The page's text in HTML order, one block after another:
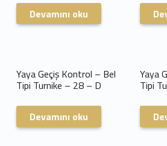
Devamını oku
Yaya Geçiş Kontrol – Bel
Tipi Turnike – 28 – D
Devamını oku
Yaya
Tipi